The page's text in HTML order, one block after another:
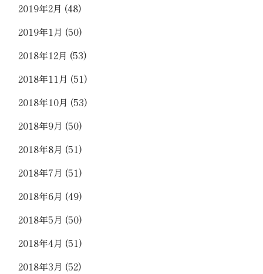
2019年2月 (48)
2019年1月 (50)
2018年12月 (53)
2018年11月 (51)
2018年10月 (53)
2018年9月 (50)
2018年8月 (51)
2018年7月 (51)
2018年6月 (49)
2018年5月 (50)
2018年4月 (51)
2018年3月 (52)